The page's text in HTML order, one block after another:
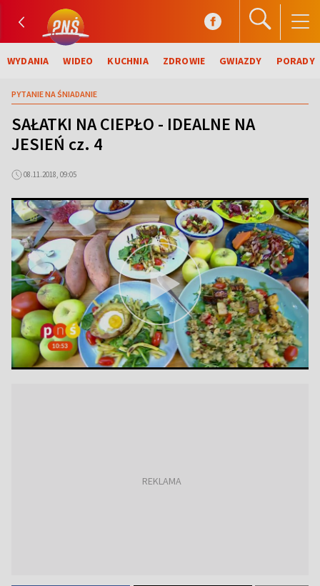
WYDANIA WIDEO KUCHNIA ZDROWIE GWIAZDY PORADY
PYTANIE NA ŚNIADANIE
SAŁATKI NA CIEPŁO - IDEALNE NA
JESIEŃ cz. 4
08.11.2018, 09:05